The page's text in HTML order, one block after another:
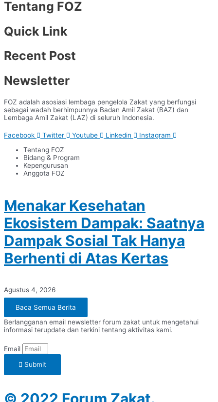
Tentang FOZ
Quick Link
Recent Post
Newsletter
FOZ adalah asosiasi lembaga pengelola Zakat yang berfungsi
sebagai wadah berhimpunnya Badan Amil Zakat (BAZ) dan
Lembaga Amil Zakat (LAZ) di seluruh Indonesia.
Facebook Twitter Youtube Linkedin
Instagram
Tentang FOZ
Bidang & Program
Kepengurusan
Anggota FOZ
Menakar Kesehatan
Ekosistem Dampak: Saatnya
Dampak Sosial Tak Hanya
Berhenti di Atas Kertas
Agustus 4, 2026
Baca Semua Berita
Berlangganan email newsletter forum zakat untuk mengetahui
informasi terupdate dan terkini tentang aktivitas kami.
Email
Submit